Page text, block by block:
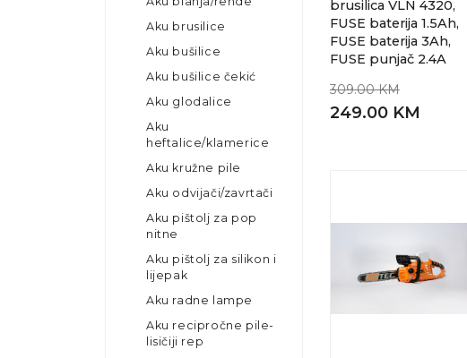
Aku brusilice
Aku bušilice
Aku bušilice čekić
Aku glodalice
Aku
heftalice/klamerice
Aku kružne pile
Aku odvijači/zavrtači
Aku pištolj za pop
nitne
Aku pištolj za silikon i
lijepak
Aku radne lampe
Aku recipročne pile-
lisičiji rep
brusilica VLN 4320,
FUSE baterija 1.5Ah,
FUSE baterija 3Ah,
FUSE punjač 2.4A
309.00 KM
249.00 KM